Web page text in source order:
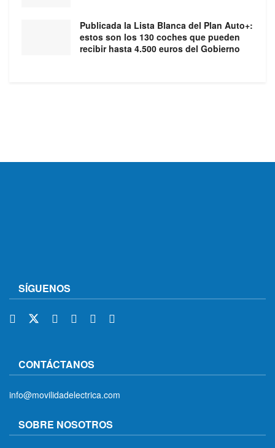
Publicada la Lista Blanca del Plan Auto+:
estos son los 130 coches que pueden
recibir hasta 4.500 euros del Gobierno
SÍGUENOS
CONTÁCTANOS
info@movilidadelectrica.com
SOBRE NOSOTROS